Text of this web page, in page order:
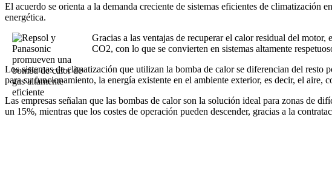
El acuerdo se orienta a la demanda creciente de sistemas eficientes de climatización
energética.
Gracias a las ventajas de recuperar el calor residual del
CO2, con lo que se convierten en sistemas altamente
Los sistemas de climatización que utilizan la bomba de calor se diferencian del
para su funcionamiento, la energía existente en el ambiente exterior, es decir, el
Las empresas señalan que las bombas de calor son la solución ideal para zonas de
un 15%, mientras que los costes de operación pueden descender, gracias a la